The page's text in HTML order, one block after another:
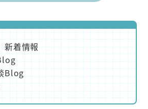
新着情報
Blog